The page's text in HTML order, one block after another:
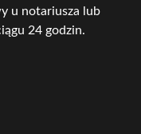
u notariusza lub
24 godzin.